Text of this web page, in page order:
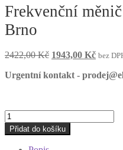
Frekvenční
Brno
2422,00Kč Původní
byla:
1943,00 Kč
je:
bez
Urgentní kontakt -
Frekvenční
měnič
0,4kW
GD10-
Přidat do košíku